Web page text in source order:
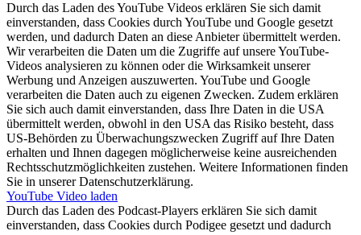
Durch das Laden des YouTube Videos erklären Sie sich damit
einverstanden, dass Cookies durch YouTube und Google gesetzt
werden, und dadurch Daten an diese Anbieter übermittelt werden.
Wir verarbeiten die Daten um die Zugriffe auf unsere YouTube-
Videos analysieren zu können oder die Wirksamkeit unserer
Werbung und Anzeigen auszuwerten. YouTube und Google
verarbeiten die Daten auch zu eigenen Zwecken. Zudem erklären
Sie sich auch damit einverstanden, dass Ihre Daten in die USA
übermittelt werden, obwohl in den USA das Risiko besteht, dass
US-Behörden zu Überwachungszwecken Zugriff auf Ihre Daten
erhalten und Ihnen dagegen möglicherweise keine ausreichenden
Rechtsschutzmöglichkeiten zustehen. Weitere Informationen finden
Sie in unserer Datenschutzerklärung.
YouTube Video laden
Durch das Laden des Podcast-Players erklären Sie sich damit
einverstanden, dass Cookies durch Podigee gesetzt und dadurch